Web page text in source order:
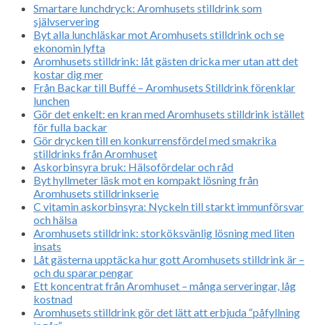
Smartare lunchdryck: Aromhusets stilldrink som
självservering
Byt alla lunchläskar mot Aromhusets stilldrink och se
ekonomin lyfta
Aromhusets stilldrink: låt gästen dricka mer utan att det
kostar dig mer
Från Backar till Buffé – Aromhusets Stilldrink förenklar
lunchen
Gör det enkelt: en kran med Aromhusets stilldrink istället
för fulla backar
Gör drycken till en konkurrensfördel med smakrika
stilldrinks från Aromhuset
Askorbinsyra bruk: Hälsofördelar och råd
Byt hyllmeter läsk mot en kompakt lösning från
Aromhusets stilldrinkserie
C vitamin askorbinsyra: Nyckeln till starkt immunförsvar
och hälsa
Aromhusets stilldrink: storköksvänlig lösning med liten
insats
Låt gästerna upptäcka hur gott Aromhusets stilldrink är –
och du sparar pengar
Ett koncentrat från Aromhuset – många serveringar, låg
kostnad
Aromhusets stilldrink gör det lätt att erbjuda “påfyllning